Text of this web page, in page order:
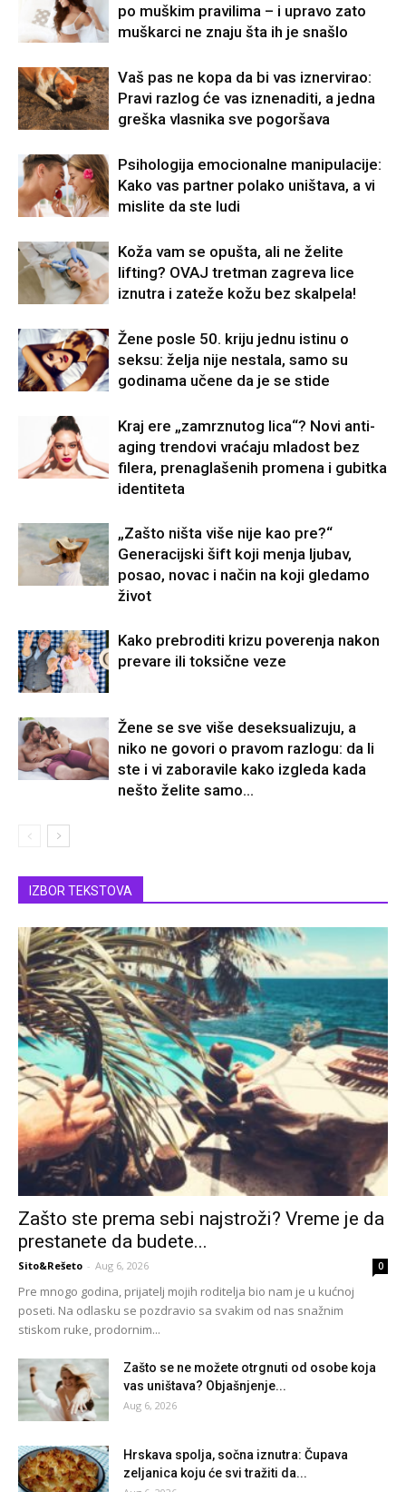
po muškim pravilima – i upravo zato
muškarci ne znaju šta ih je snašlo
Vaš pas ne kopa da bi vas iznervirao:
Pravi razlog će vas iznenaditi, a jedna
greška vlasnika sve pogoršava
Psihologija emocionalne manipulacije:
Kako vas partner polako uništava, a vi
mislite da ste ludi
Koža vam se opušta, ali ne želite
lifting? OVAJ tretman zagreva lice
iznutra i zateže kožu bez skalpela!
Žene posle 50. kriju jednu istinu o
seksu: želja nije nestala, samo su
godinama učene da je se stide
Kraj ere „zamrznutog lica“? Novi anti-
aging trendovi vraćaju mladost bez
filera, prenaglašenih promena i gubitka
identiteta
„Zašto ništa više nije kao pre?“
Generacijski šift koji menja ljubav,
posao, novac i način na koji gledamo
život
Kako prebroditi krizu poverenja nakon
prevare ili toksične veze
Žene se sve više deseksualizuju, a
niko ne govori o pravom razlogu: da li
ste i vi zaboravile kako izgleda kada
nešto želite samo...
IZBOR TEKSTOVA
Zašto ste prema sebi najstroži? Vreme je da
prestanete da budete...
Sito&Rešeto - Aug 6, 2026 0
Pre mnogo godina, prijatelj mojih roditelja bio nam je u kućnoj
poseti. Na odlasku se pozdravio sa svakim od nas snažnim
stiskom ruke, prodornim...
Zašto se ne možete otrgnuti od osobe koja
vas uništava? Objašnjenje...
Aug 6, 2026
Hrskava spolja, sočna iznutra: Čupava
zeljanica koju će svi tražiti da...